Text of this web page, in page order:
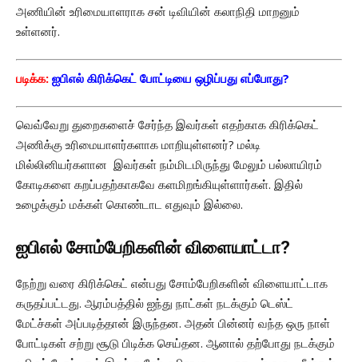
அணியின் உரிமையாளராக சன் டிவியின் கலாநிதி மாறனும்
உள்ளனர்.
படிக்க: ஐபிஎல் கிரிக்கெட் போட்டியை ஒழிப்பது எப்போது?
வெவ்வேறு துறைகளைச் சேர்ந்த இவர்கள் எதற்காக கிரிக்கெட்
அணிக்கு உரிமையாளர்களாக மாறியுள்ளனர்? மல்டி
மில்லினியர்களான இவர்கள் நம்மிடமிருந்து மேலும் பல்லாயிரம்
கோடிகளை கறப்பதற்காகவே களமிறங்கியுள்ளார்கள். இதில்
உழைக்கும் மக்கள் கொண்டாட எதுவும் இல்லை.
ஐபிஎல் சோம்பேறிகளின் விளையாட்டா?
நேற்று வரை கிரிக்கெட் என்பது சோம்பேறிகளின் விளையாட்டாக
கருதப்பட்டது. ஆரம்பத்தில் ஐந்து நாட்கள் நடக்கும் டெஸ்ட்
மேட்ச்கள் அப்படித்தான் இருந்தன. அதன் பின்னர் வந்த ஒரு நாள்
போட்டிகள் சற்று சூடு பிடிக்க செய்தன. ஆனால் தற்போது நடக்கும்